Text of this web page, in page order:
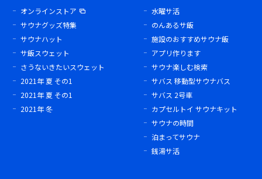
オンラインストア
サウナグッズ特集
サウナハット
サ飯スウェット
さうないきたいスウェット
2021年 夏 その1
2021年 夏 その1
2021年 冬
水曜サ活
のんあるサ飯
施設のおすすめサウナ飯
アプリ作ります
サウナ楽しむ検索
サバス 移動型サウナバス
サバス 2号車
カプセルトイ サウナキット
サウナの時間
泊まってサウナ
銭湯サ活